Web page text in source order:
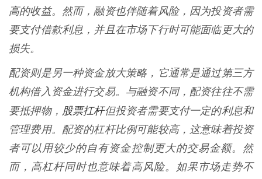
高的收益。然而，融资也伴随着风险，因为投资者需
要支付借款利息，并且在市场下行时可能面临更大的
损失。
配资则是另一种资金放大策略，它通常是通过第三方
机构借入资金进行交易。与融资不同，配资往往不需
要抵押物， 股票扛杆但投资者需要支付一定的利息和
管理费用。配资的杠杆比例可能较高，这意味着投资
者可以用较少的自有资金控制更大的交易金额。然
而，高杠杆同时也意味着高风险。如果市场走势不